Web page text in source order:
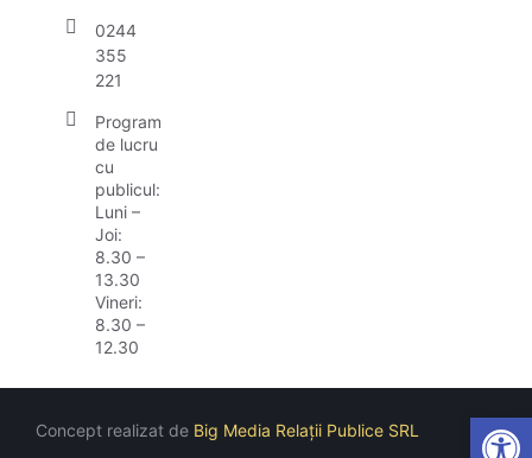
0244
355
221
Program
de lucru
cu
publicul:
Luni –
Joi:
8.30 –
13.30
Vineri:
8.30 –
12.30
Concept realizat de Big Media Relații Publice SRL